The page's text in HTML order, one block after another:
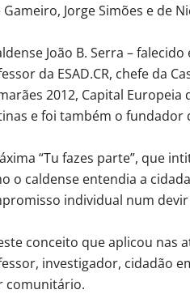
Gameiro, Jorge Simões e de
João B. Serra –
da ESAD.CR, chefe da
2012, Capital
e foi também o fundador
“Tu fazes parte”, que
o caldense entendia a
individual num
conceito que aplicou nas
investigador, cidadão
comunitário.